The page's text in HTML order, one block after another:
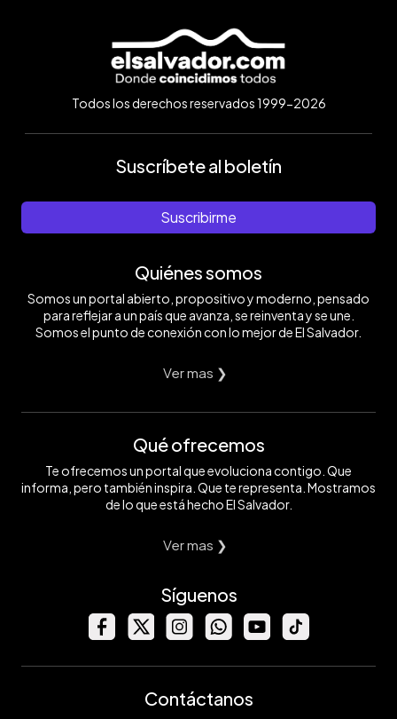
Todos los derechos reservados 1999-2026
Suscríbete al boletín
Suscribirme
Quiénes somos
Somos un portal abierto, propositivo y moderno, pensado
para reflejar a un país que avanza, se reinventa y se une.
Somos el punto de conexión con lo mejor de El Salvador.
Ver mas ❯
Qué ofrecemos
Te ofrecemos un portal que evoluciona contigo. Que
informa, pero también inspira. Que te representa. Mostramos
de lo que está hecho El Salvador.
Ver mas ❯
Síguenos
Contáctanos